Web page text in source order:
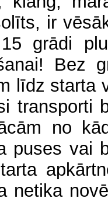
ir
grādi
Bez
līdz starta
transporti
no
puses vai
netika